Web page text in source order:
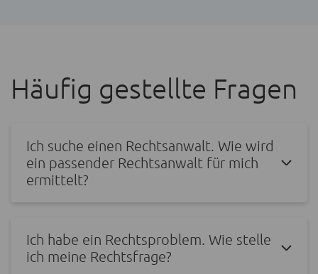
Häufig gestellte Fragen
Ich suche einen Rechtsanwalt. Wie wird
ein passender Rechtsanwalt für mich
ermittelt?
Ich habe ein Rechtsproblem. Wie stelle
ich meine Rechtsfrage?